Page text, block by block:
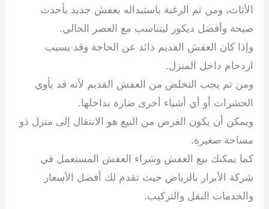
الأثاث، ومن ثم الرغبة باستبداله بعفش جديد بأحدث
صيحة وأفضل ديكور ليتناسب مع العصر الحالي.
وإذا كان العفش القديم ذائد عن الحاجة وقد يسبب
ازدحام داخل المنزل.
ومن ثم يجب التخلص من العفش القديم لأنه قد يأوي
الحشرات أو أي أشياء أخرى ضارة بداخلها.
ويمكن أن يكون الغرض من البيع هو الانتقال إلى منزل ذو
مساحة صغيرة.
كما يمكنك بيع العفش وشراء العفش المستعمل في
شركة الأبرار بالرياض حيث تقدم لك أفضل الأسعار
والخدمات النقل والتركيب.